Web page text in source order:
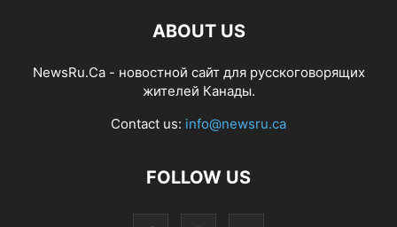
ABOUT US
NewsRu.Ca - новостной сайт для русскоговорящих
жителей Канады.
Contact us: info@newsru.ca
FOLLOW US